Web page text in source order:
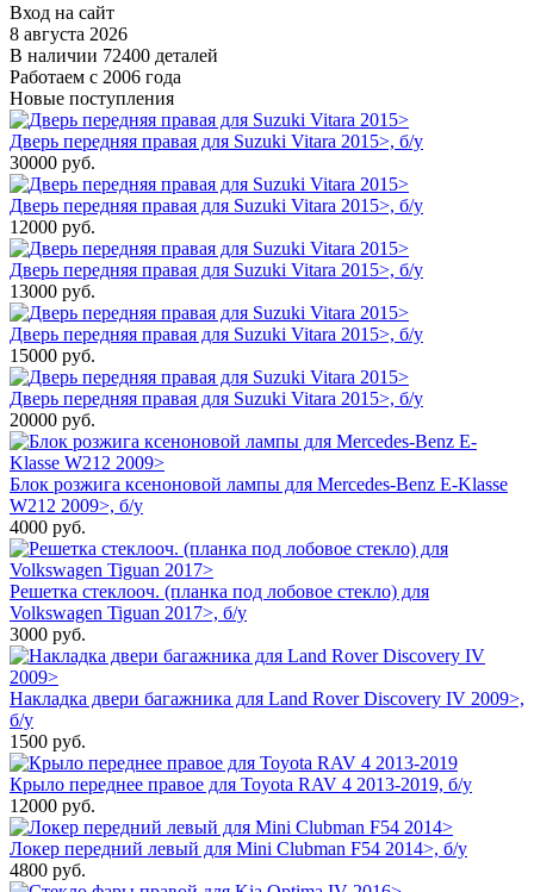
Вход на сайт
8 августа 2026
В наличии 72400 деталей
Работаем с 2006 года
Новые поступления
Дверь передняя правая для Suzuki Vitara 2015>, б/у
30000 руб.
Дверь передняя правая для Suzuki Vitara 2015>, б/у
12000 руб.
Дверь передняя правая для Suzuki Vitara 2015>, б/у
13000 руб.
Дверь передняя правая для Suzuki Vitara 2015>, б/у
15000 руб.
Дверь передняя правая для Suzuki Vitara 2015>, б/у
20000 руб.
Блок розжига ксеноновой лампы для Mercedes-Benz E-Klasse
W212 2009>, б/у
4000 руб.
Решетка стеклооч. (планка под лобовое стекло) для
Volkswagen Tiguan 2017>, б/у
3000 руб.
Накладка двери багажника для Land Rover Discovery IV 2009>,
б/у
1500 руб.
Крыло переднее правое для Toyota RAV 4 2013-2019, б/у
12000 руб.
Локер передний левый для Mini Clubman F54 2014>, б/у
4800 руб.